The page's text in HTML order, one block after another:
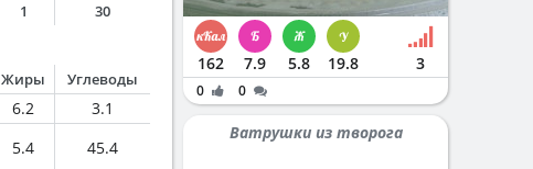
1 30
Жиры Углеводы
6.2
3.1
5.4
45.4
162 7.9 5.8 19.8 3
0 0
Ватрушки из творога